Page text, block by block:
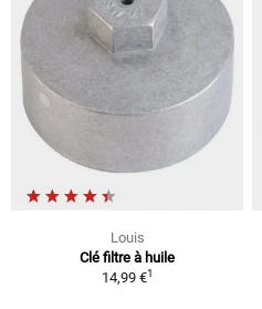
Louis
Clé filtre à huile
14,99 €1